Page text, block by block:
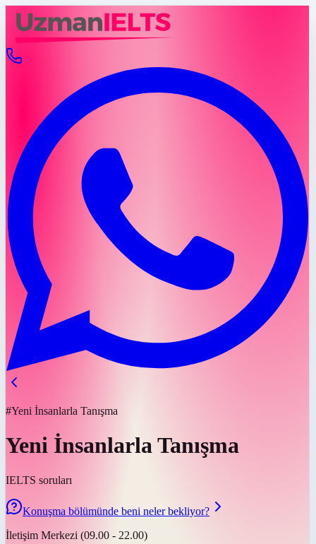
#Yeni İnsanlarla Tanışma
Yeni İnsanlarla Tanışma
IELTS soruları
Konuşma bölümünde beni neler bekliyor?
İletişim Merkezi (09.00 - 22.00)